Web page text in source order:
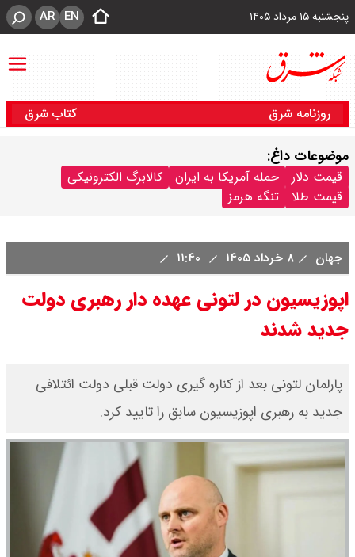
پنجشنبه ۱۵ مرداد ۱۴۰۵ EN
AR
روزنامه شرق کتاب شرق
موضوعات داغ:
قیمت دلار حمله آمریکا به ایران
کالابرگ الکترونیکی
قیمت طلا
تنگه هرمز
جهان ۸ خرداد ۱۴۰۵
اپوزیسیون در لتونی عهده دار رهبری دولت
جدید شدند
​پارلمان لتونی بعد از کناره گیری دولت قبلی دولت ائتلافی
جدید به رهبری اپوزیسیون سابق را تایید کرد.